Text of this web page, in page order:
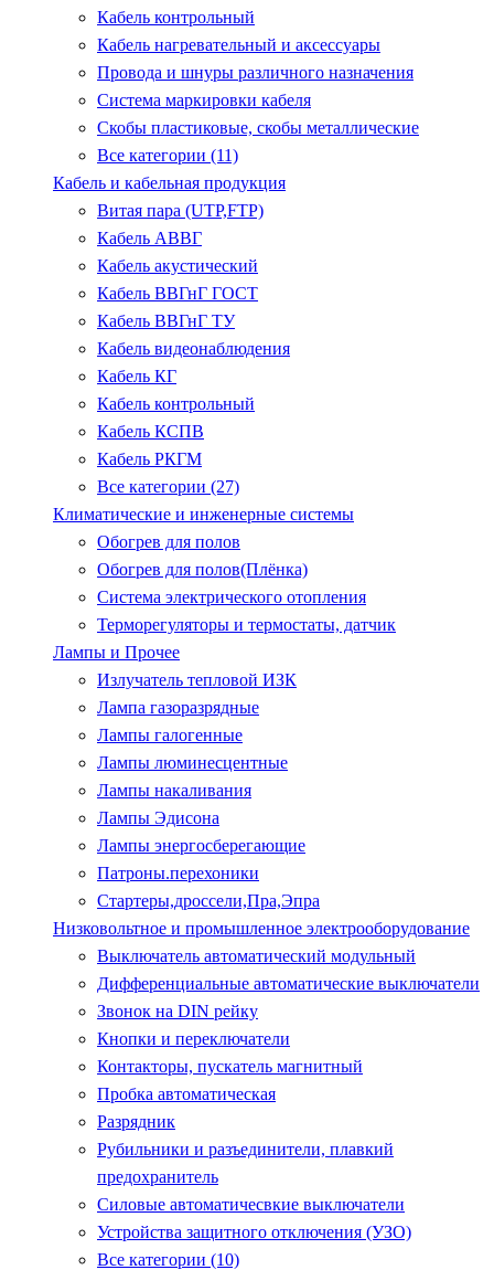
Кабель контрольный
Кабель нагревательный и аксессуары
Провода и шнуры различного назначения
Система маркировки кабеля
Скобы пластиковые, скобы металлические
Все категории (11)
Кабель и кабельная продукция
Витая пара (UTP,FTP)
Кабель АВВГ
Кабель акустический
Кабель ВВГнГ ГОСТ
Кабель ВВГнГ ТУ
Кабель видеонаблюдения
Кабель КГ
Кабель контрольный
Кабель КСПВ
Кабель РКГМ
Все категории (27)
Климатические и инженерные системы
Обогрев для полов
Обогрев для полов(Плёнка)
Система электрического отопления
Терморегуляторы и термостаты, датчик
Лампы и Прочее
Излучатель тепловой ИЗК
Лампа газоразрядные
Лампы галогенные
Лампы люминесцентные
Лампы накаливания
Лампы Эдисона
Лампы энергосберегающие
Патроны.перехоники
Стартеры,дроссели,Пра,Эпра
Низковольтное и промышленное электрооборудование
Выключатель автоматический модульный
Дифференциальные автоматические выключатели
Звонок на DIN рейку
Кнопки и переключатели
Контакторы, пускатель магнитный
Пробка автоматическая
Разрядник
Рубильники и разъединители, плавкий
предохранитель
Силовые автоматичесвкие выключатели
Устройства защитного отключения (УЗО)
Все категории (10)